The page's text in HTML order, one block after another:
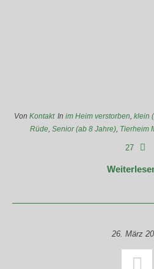
Von Kontakt In im Heim verstorben klein
Rüde Senior (ab 8 Jahre) Tierheim
27
26. März